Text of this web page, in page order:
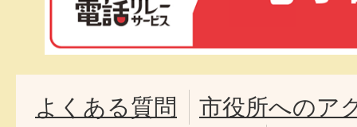
よくある質問
市役所へのア